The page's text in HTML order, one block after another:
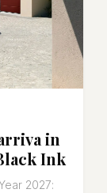
in
Ink
2027: